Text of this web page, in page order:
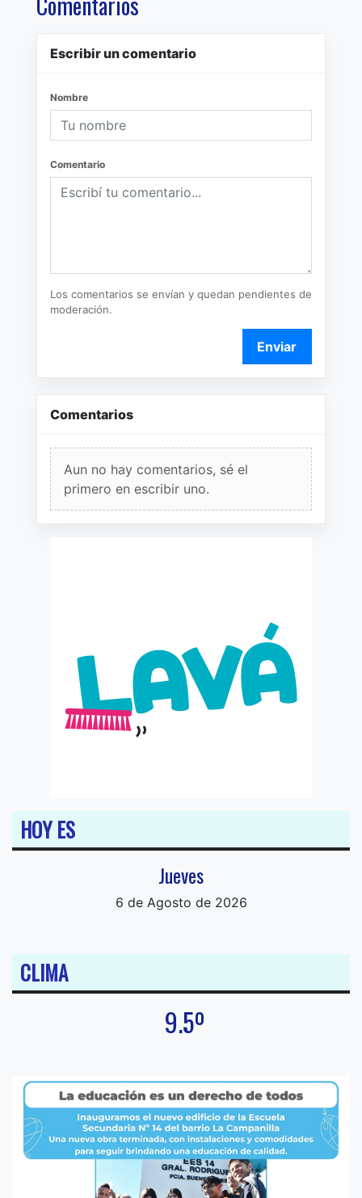
Escribir un comentario
Nombre
Comentario
Los comentarios se envían y quedan pendientes de
moderación.
Enviar
Comentarios
Aun no hay comentarios, sé el
primero en escribir uno.
HOY ES
Jueves
6 de Agosto de 2026
CLIMA
9.5º